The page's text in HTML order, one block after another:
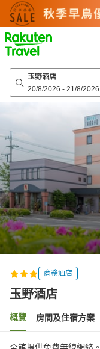
to
top
page
玉野酒店
20/8/2026 - 21/8/2026
商務酒店
玉野酒店
概覽 房間及住宿方案
全館提供免費無線網絡